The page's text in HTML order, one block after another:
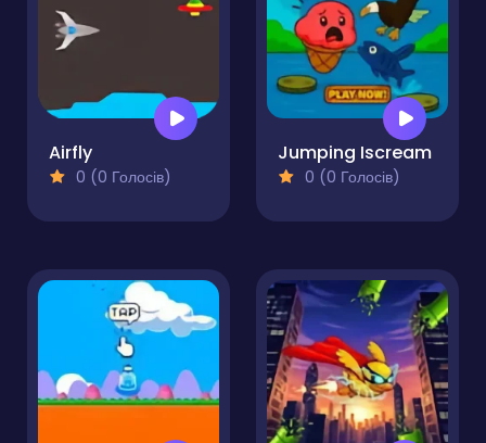
Airfly
0 (0 Голосів)
Jumping Iscream
0 (0 Голосів)